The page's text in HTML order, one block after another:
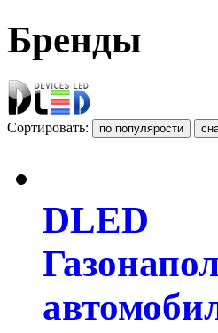
Бренды
Сортировать:
DLED